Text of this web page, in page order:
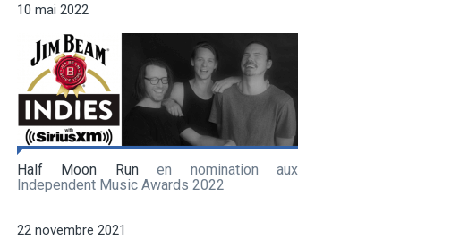
10 mai 2022
Half Moon Runen nomination aux
Independent Music Awards 2022
22 novembre 2021